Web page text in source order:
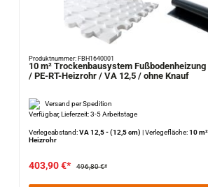
Produktnummer: FBH1640001
10 m² Trockenbausystem
/ PE-RT-Heizrohr / VA 12,5 / ohne Knauf
Versand per Spedition
Verfügbar, Lieferzeit: 3-5 Arbeitstage
Verlegeabstand:
VA 12,5 - (12,5 cm) |Verlegefläche:10 m²
Heizrohr
403,90 €* 496,80 €*